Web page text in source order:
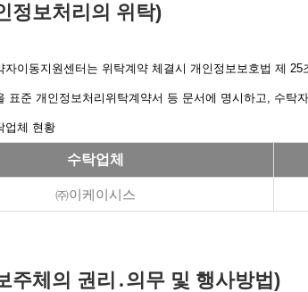
정보처리의 위탁)
이동지원센터는 위탁계약 체결시 개인정보보호법 제
표준 개인정보처리위탁계약서 등 문서에 명시하고, 수탁
업체 현황
수탁업체
㈜이케이시스
주체의 권리․의무 및 행사방법)